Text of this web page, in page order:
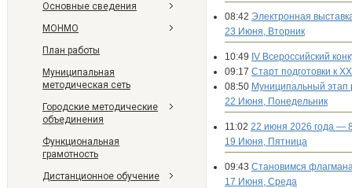
Основные сведения
МОНМО
План работы
Муниципальная
методическая сеть
Городские методические
объединения
Функциональная
грамотность
Дистанционное обучение
08:42 Электронная
23 Июня, Вторник
10:49 IV Всероссийский
09:17 Старт подготовки к
08:50 Муниципальный этап
22 Июня, Понедельник
11:02 22 июня 2026 года —
19 Июня, Пятница
09:43 Становимся
17 Июня, Среда